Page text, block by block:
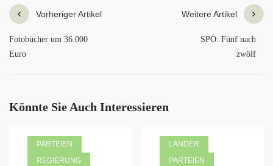
Vorheriger Artikel
Fotobücher um 36.000
Euro
Weitere Artikel
SPÖ: Fünf nach
zwölf
Könnte Sie Auch Interessieren
PARTEIEN
REGIERUNG
LÄNDER
PARTEIEN